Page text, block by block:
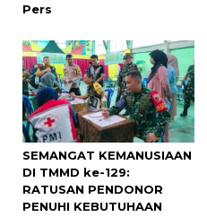
Pers
SEMANGAT KEMANUSIAAN
DI TMMD ke-129:
RATUSAN PENDONOR
PENUHI KEBUTUHAAN